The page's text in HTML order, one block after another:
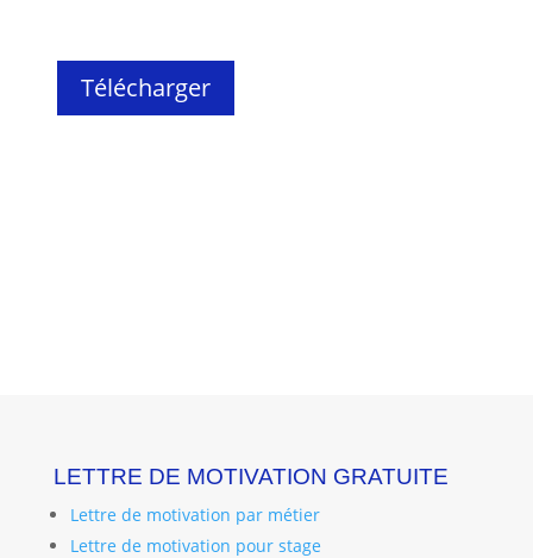
Télécharger
LETTRE DE MOTIVATION GRATUITE
Lettre de motivation par métier
Lettre de motivation pour stage